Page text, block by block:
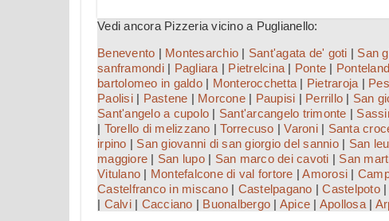
Vedi ancora Pizzeria vicino a Puglianello:
Benevento | Montesarchio | Sant'agata de' goti | San
sanframondi| Pagliara | Pietrelcina | Ponte |
bartolomeo in galdo| Monterocchetta | Pietraroja |
Paolisi| Pastene | Morcone| Paupisi | Perrillo | San
Sant'angelo a cupolo | Sant'arcangelo trimonte |
| Torello di melizzano |Torrecuso |Varoni| Santa
irpino | San giovanni di san giorgio del sannio| San
maggiore | San lupo| San marco dei cavoti | San
Vitulano | Montefalcone di val fortore |Amorosi |
Castelfranco in miscano| Castelpagano |Castelpoto|
| Calvi| Cacciano | Buonalbergo | Apice | Apollosa|